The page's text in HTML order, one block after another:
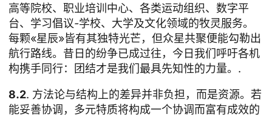
高等院校、职业培训中心、各类运动组织、数字平
台、学习倡议-学校、大学及文化领域的牧灵服务。
每颗«星辰»皆有其独特光芒，但众星共聚便能勾勒出
航行路线。昔日的纷争已成过往，今日我们呼吁各机
构携手同行：团结才是我们最具先知性的力量。.
8.2. 方法论与结构上的差异并非负担，而是资源。若
能妥善协调，多元特质将构成一个协调而富有成效的